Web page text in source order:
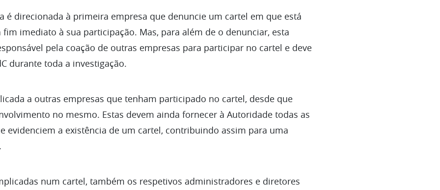
é direcionada à primeira empresa que denuncie um cartel em que está
imediato à sua participação. Mas, para além de o denunciar, esta
pela coação de outras empresas para participar no cartel e deve
durante toda a investigação.
a outras empresas que tenham participado no cartel, desde que
no mesmo. Estas devem ainda fornecer à Autoridade todas as
evidenciem a existência de um cartel, contribuindo assim para uma
num cartel, também os respetivos administradores e diretores